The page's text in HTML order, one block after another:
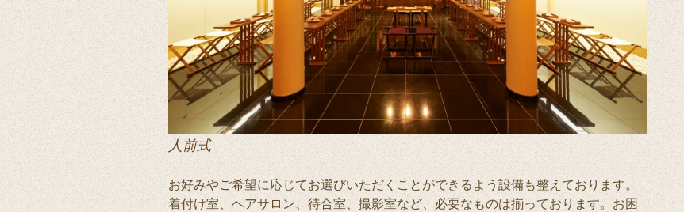
人前式
お好みやご希望に応じてお選びいただくことができるよう設備も整えております。
着付け室、ヘアサロン、待合室、撮影室など、必要なものは揃っております。お困